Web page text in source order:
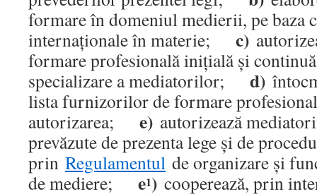
formare în domeniul medierii, pe baza
internaţionale în materie; c)
formare profesională iniţială şi
specializare a mediatorilor; d)
lista furnizorilor de formare
autorizarea; e) autorizează
prevăzute de prezenta lege şi de
prin Regulamentul de organizare şi
de mediere; e1) cooperează, prin